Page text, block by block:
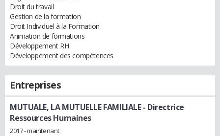
Droit du travail
Gestion de la formation
Droit Individuel à la Formation
Animation de formations
Développement RH
Développement des compétences
Entreprises
MUTUALE, LA MUTUELLE FAMILIALE- Directrice
Ressources Humaines
2017 - maintenant